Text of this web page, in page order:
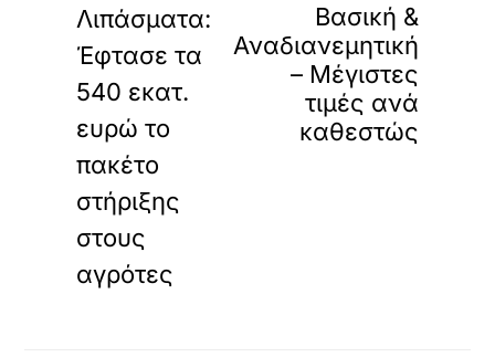
Λιπάσματα:
Έφτασε τα
540 εκατ.
ευρώ το
πακέτο
στήριξης
στους
αγρότες
Βασική &
Αναδιανεμητική
– Μέγιστες
τιμές ανά
καθεστώς